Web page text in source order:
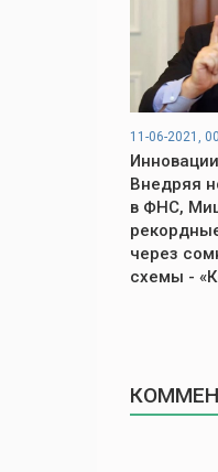
11-06-2021,
Внедряя
в ФНС,
через
схемы -